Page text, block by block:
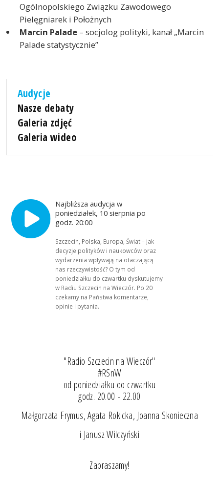
Ogólnopolskiego Związku Zawodowego
Pielęgniarek i Położnych
Marcin Palade– socjolog polityki, kanał „Marcin
Palade statystycznie”
Audycje
Nasze debaty
Galeria zdjęć
Galeria wideo
Najbliższa audycja w
poniedziałek, 10 sierpnia po
godz. 20:00
Szczecin, Polska, Europa, Świat – jak
decyzje polityków i naukowców oraz
wydarzenia wpływają na otaczającą
nas rzeczywistość? O tym od
poniedziałku do czwartku dyskutujemy
w Radiu Szczecin na Wieczór. Po 20
czekamy na Państwa komentarze,
opinie i pytania.
"Radio Szczecin na Wieczór"
#RSnW
od poniedziałku do czwartku
godz. 20.00 - 22.00
Małgorzata Frymus, Agata Rokicka, Joanna Skonieczna
i Janusz Wilczyński
Zapraszamy!